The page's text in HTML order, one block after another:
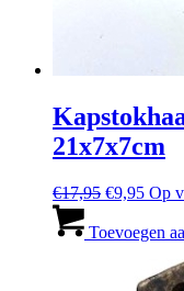
21x7x7cm
€17,95
was:
€9,95
is:
Op
Toevoegen